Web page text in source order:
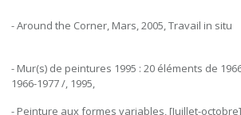
- Around the Corner, Mars, 2005, Travail in situ
- Mur(s) de peintures 1995 : 20 éléments de
1966-1977 /, 1995,
- Peinture aux formes variables, [Juillet-